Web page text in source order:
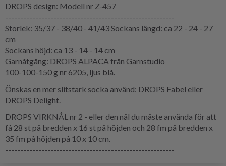
DROPS design: Modell nr Z-457
--------------------------------------------------------
Storlek: 35/37 - 38/40 - 41/43 Sockans längd: ca 22 - 24 - 27
cm
Sockans höjd: ca 13 - 14 - 14 cm
Garnåtgång: DROPS ALPACA från Garnstudio
100-100-150 g nr 6205, ljus blå.
Önskas en mer slitstark socka använd: DROPS Fabel eller
DROPS Delight.
DROPS VIRKNÅL nr 2 - eller den nål du måste använda för att
få 28 st på bredden x 16 st på höjden och 28 fm på bredden x
35 fm på höjden på 10 x 10 cm.
--------------------------------------------------------